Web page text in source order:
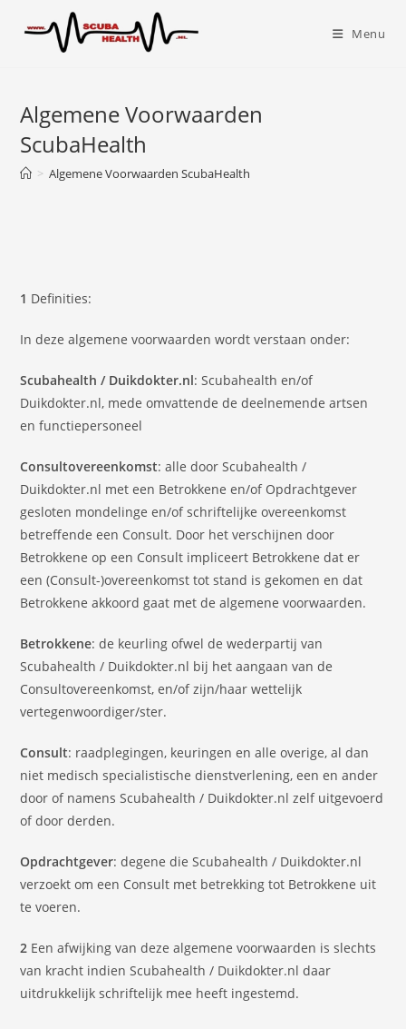
Menu
Algemene Voorwaarden
ScubaHealth
> Algemene Voorwaarden ScubaHealth
1 Definities:
In deze algemene voorwaarden wordt verstaan onder:
Scubahealth / Duikdokter.nl: Scubahealth en/of
Duikdokter.nl, mede omvattende de deelnemende artsen
en functiepersoneel
Consultovereenkomst: alle door Scubahealth /
Duikdokter.nl met een Betrokkene en/of Opdrachtgever
gesloten mondelinge en/of schriftelijke overeenkomst
betreffende een Consult. Door het verschijnen door
Betrokkene op een Consult impliceert Betrokkene dat er
een (Consult-)overeenkomst tot stand is gekomen en dat
Betrokkene akkoord gaat met de algemene voorwaarden.
Betrokkene: de keurling ofwel de wederpartij van
Scubahealth / Duikdokter.nl bij het aangaan van de
Consultovereenkomst, en/of zijn/haar wettelijk
vertegenwoordiger/ster.
Consult: raadplegingen, keuringen en alle overige, al dan
niet medisch specialistische dienstverlening, een en ander
door of namens Scubahealth / Duikdokter.nl zelf uitgevoerd
of door derden.
Opdrachtgever: degene die Scubahealth / Duikdokter.nl
verzoekt om een Consult met betrekking tot Betrokkene uit
te voeren.
2 Een afwijking van deze algemene voorwaarden is slechts
van kracht indien Scubahealth / Duikdokter.nl daar
uitdrukkelijk schriftelijk mee heeft ingestemd.